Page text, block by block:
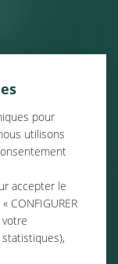
pour
utilisons
accepter le
CONFIGURER